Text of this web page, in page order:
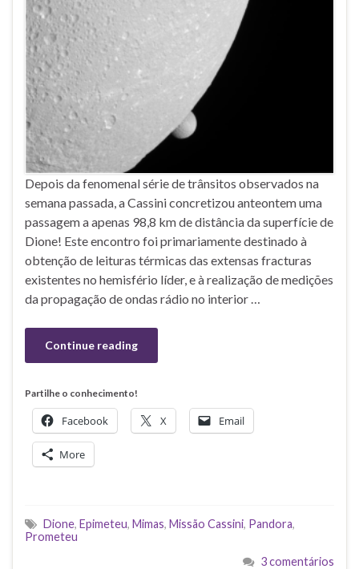
Depois da fenomenal série de trânsitos observados na
semana passada, a Cassini concretizou anteontem uma
passagem a apenas 98,8 km de distância da superfície de
Dione! Este encontro foi primariamente destinado à
obtenção de leituras térmicas das extensas fracturas
existentes no hemisfério líder, e à realização de medições
da propagação de ondas rádio no interior …
Continue reading
Partilhe o conhecimento!
Facebook X Email
More
Dione, Epimeteu, Mimas, Missão Cassini, Pandora,
Prometeu
3 comentários